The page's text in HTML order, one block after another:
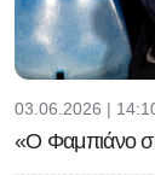
03.06.2026 |
«Ο Φαμπιάνο